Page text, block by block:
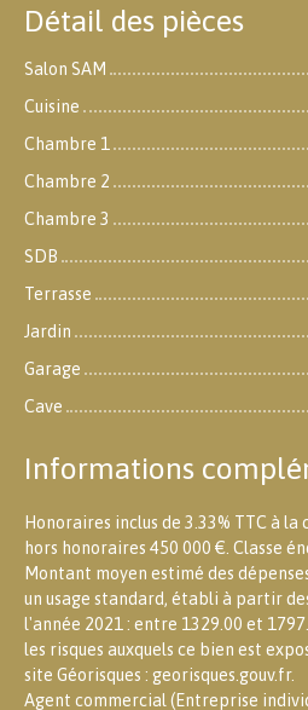
Détail des pièces
Salon SAM
Cuisine
Chambre 1
Chambre 2
Chambre 3
SDB
Terrasse
Jardin
Garage
Cave
Informations
Honoraires inclus de 3.33% TTC à
hors honoraires 450 000 €. Classe
Montant moyen estimé des
un usage standard, établi à partir
l'année 2021 : entre 1329.00 et
les risques auxquels ce bien est
site Géorisques : georisques.gouv.fr.
Agent commercial (Entreprise